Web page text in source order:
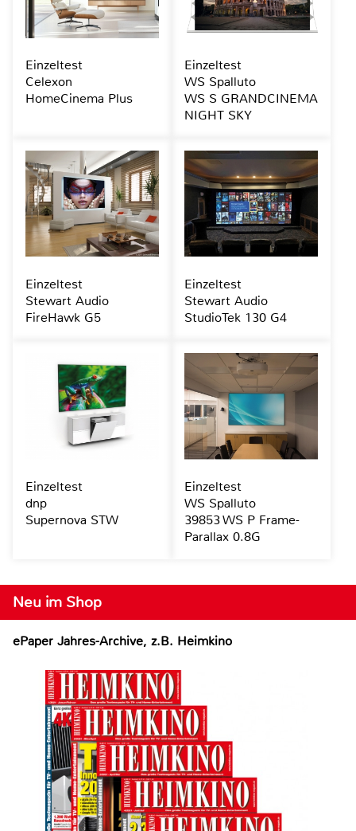
Neu im Shop
ePaper Jahres-Archive, z.B. Heimkino
Einzeltest
Celexon
HomeCinema Plus
Einzeltest
WS Spalluto
WS S GRANDCINEMA
NIGHT SKY
Einzeltest
Stewart Audio
FireHawk G5
Einzeltest
Stewart Audio
StudioTek 130 G4
Einzeltest
dnp
Supernova STW
Einzeltest
WS Spalluto
39853 WS P Frame-
Parallax 0.8G